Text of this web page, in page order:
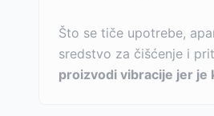
Što se tiče upotrebe,
sredstvo za čišćenje i
proizvodi vibracije jer je